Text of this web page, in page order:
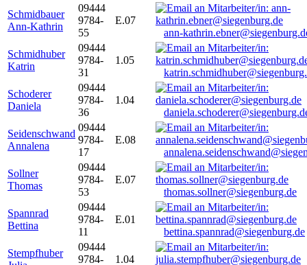
Schmidbauer
Ann-Kathrin
09444
9784-
55
E.07
ann-
Schmidhuber
Katrin
09444
9784-
31
1.05
Schoderer
Daniela
09444
9784-
36
1.04
Seidenschwand
Annalena
09444
9784-
17
E.08
Sollner
Thomas
09444
9784-
53
E.07
thomas.sollner@siegenburg.de
Spannrad
Bettina
09444
9784-
11
E.01
bettina.spannrad@siegenburg.de
Stempfhuber
09444
9784-
1.04